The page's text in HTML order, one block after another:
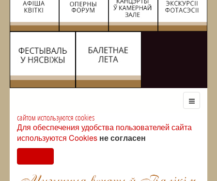
сайтом используются cookies
Для обеспечения удобства пользователей сайта
используются Cookies не согласен